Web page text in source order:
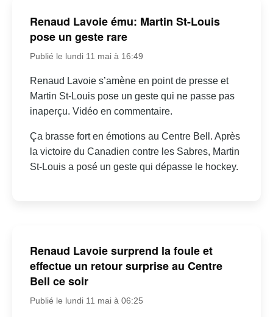
Renaud Lavoie ému: Martin St-Louis
pose un geste rare
Publié le lundi 11 mai à 16:49
Renaud Lavoie s’amène en point de presse et
Martin St-Louis pose un geste qui ne passe pas
inaperçu. Vidéo en commentaire.
Ça brasse fort en émotions au Centre Bell. Après
la victoire du Canadien contre les Sabres, Martin
St-Louis a posé un geste qui dépasse le hockey.
Renaud Lavoie surprend la foule et
effectue un retour surprise au Centre
Bell ce soir
Publié le lundi 11 mai à 06:25